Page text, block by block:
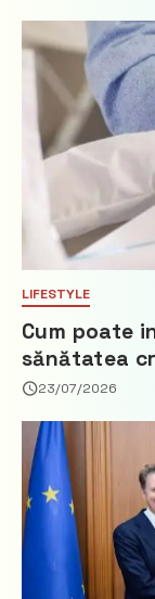
LIFESTYLE
Cum poate
sănătatea
23/07/2026